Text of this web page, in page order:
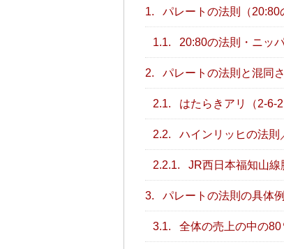
1. パレートの法則（
1.1. 20:80の法則・ニッ
2. パレートの法則と混同
2.1. はたらきアリ（2-6-
2.2. ハインリッヒの法
2.2.1. JR西日本福知山線
3. パレートの法則の具体例
3.1. 全体の売上の中の